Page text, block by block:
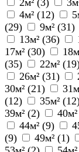
2м² (3)
4м² (12)
(29) 9м² (31)
13м² (36)
17м² (30)
(35) 22м² (19
26м² (31)
30м² (21)
(12) 35м² (12
39м² (2)
44м² (9)
(9) 49м² (1)